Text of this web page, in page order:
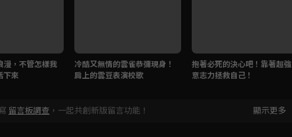
漫，不管怎樣我
下來
冷酷又無情的雲雀恭彌現身！
肩上的雲豆表演校歌
抱著必死的決心吧！靠著超強
意志力拯救自己！
留言板調查 ，一起共創新版留言功能！ 顯示更多